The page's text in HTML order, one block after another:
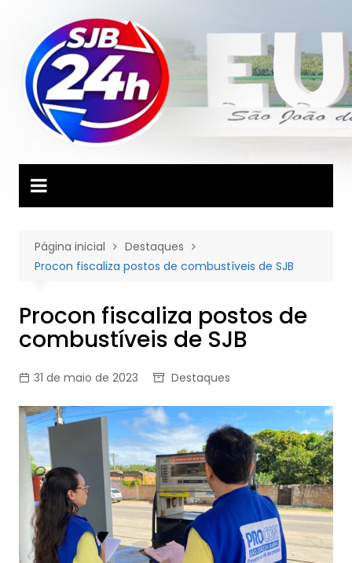
conteúdo
Página inicial
Destaques
Procon fiscaliza postos de combustíveis de SJB
Procon fiscaliza postos de
combustíveis de SJB
31 de maio de 2023 Destaques